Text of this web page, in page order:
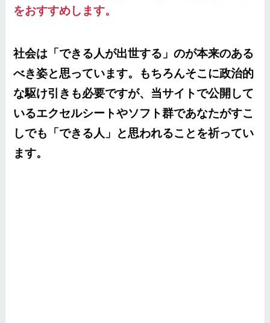
をおすすめします。
社会は「できる人が出世する」のが本来のある
べき姿と思っています。もちろんそこに政治的
な駆け引きも必要ですが、当サイトで公開して
いるエクセルシートやソフト群であなたがすこ
しでも「できる人」と思われることを祈ってい
ます。